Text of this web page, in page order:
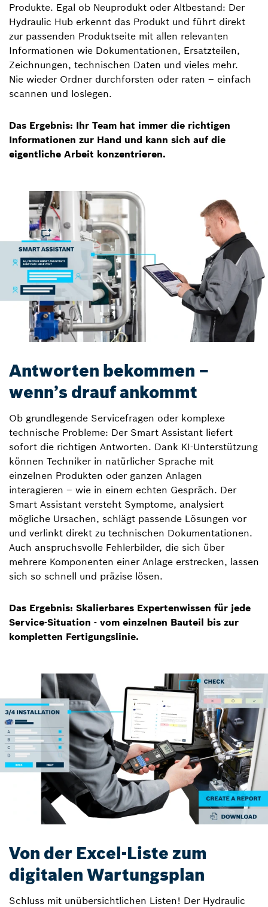
Produkte. Egal ob Neuprodukt oder Altbestand: Der
Hydraulic Hub erkennt das Produkt und führt direkt
zur passenden Produktseite mit allen relevanten
Informationen wie Dokumentationen, Ersatzteilen,
Zeichnungen, technischen Daten und vieles mehr.
Nie wieder Ordner durchforsten oder raten – einfach
scannen und loslegen.
Das Ergebnis: Ihr Team hat immer die richtigen
Informationen zur Hand und kann sich auf die
eigentliche Arbeit konzentrieren.
Antworten bekommen –
wenn’s drauf ankommt
Ob grundlegende Servicefragen oder komplexe
technische Probleme: Der Smart Assistant liefert
sofort die richtigen Antworten. Dank KI-Unterstützung
können Techniker in natürlicher Sprache mit
einzelnen Produkten oder ganzen Anlagen
interagieren – wie in einem echten Gespräch. Der
Smart Assistant versteht Symptome, analysiert
mögliche Ursachen, schlägt passende Lösungen vor
und verlinkt direkt zu technischen Dokumentationen.
Auch anspruchsvolle Fehlerbilder, die sich über
mehrere Komponenten einer Anlage erstrecken, lassen
sich so schnell und präzise lösen.
Das Ergebnis: Skalierbares Expertenwissen für jede
Service-Situation - vom einzelnen Bauteil bis zur
kompletten Fertigungslinie.
Von der Excel-Liste zum
digitalen Wartungsplan
Schluss mit unübersichtlichen Listen! Der Hydraulic